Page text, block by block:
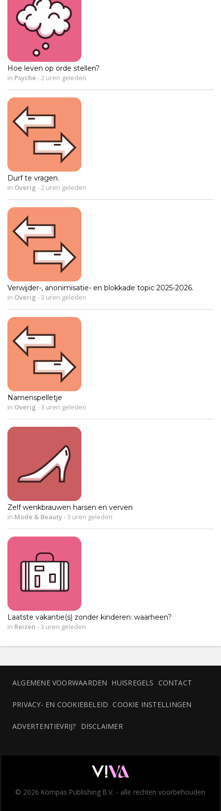
Hoe leven op orde stellen?
in Psyche - 2 uren geleden
Durf te vragen.
in Overig - 2 uren geleden
Verwijder-, anonimisatie- en blokkade topic 2025-2026.
in Overig - 3 uren geleden
Namenspelletje
in Overig - 3 uren geleden
Zelf wenkbrauwen harsen en verven
in Mode & Beauty- 3 uren geleden
Laatste vakantie(s) zonder kinderen: waarheen?
in Reizen - 3 uren geleden
ALGEMENE VOORWAARDEN HUISREGELS CONTACT
PRIVACY- EN COOKIEBELEID COOKIE INSTELLINGEN
ADVERTENTIEVRIJ? DISCLAIMER
© 2026 Kompas Publishing B.V. - alle rechten voorbehouden